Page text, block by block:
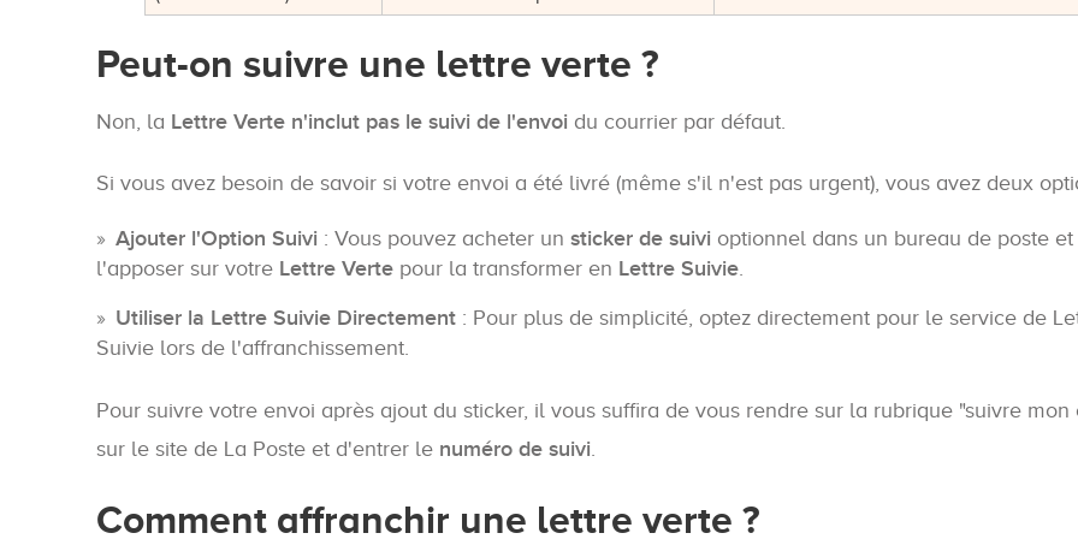
Peut-on suivre une lettre verte ?
Non, la Lettre Verte n'inclut pas le suivi de l'envoi du courrier par défaut.
Si vous avez besoin de savoir si votre envoi a été livré (même s'il n'est pas urgent), vous avez deux
Ajouter l'Option Suivi : Vous pouvez acheter un sticker de suivi optionnel dans un bureau de poste et
l'apposer sur votre Lettre Verte pour la transformer en Lettre Suivie.
Utiliser la Lettre Suivie Directement : Pour plus de simplicité, optez directement pour le service de
Suivie lors de l'affranchissement.
Pour suivre votre envoi après ajout du sticker, il vous suffira de vous rendre sur la rubrique "suivre mon
sur le site de La Poste et d'entrer le numéro de suivi.
Comment affranchir une lettre verte ?